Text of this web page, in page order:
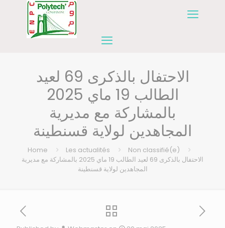
الاحتفال بالذكرى 69 لعيد
الطالب 19 ماي 2025
بالمشاركة مع مديرية
المجاهدين لولاية قسنطينة
Home Les actualités
Non classifié(e)
الاحتفال بالذكرى 69 لعيد الطالب 19 ماي 2025 بالمشاركة مع مديرية
المجاهدين لولاية قسنطينة